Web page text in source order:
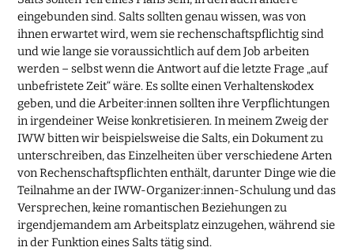
eingebunden sind. Salts sollten genau wissen, was von
ihnen erwartet wird, wem sie rechenschaftspflichtig sind
und wie lange sie voraussichtlich auf dem Job arbeiten
werden – selbst wenn die Antwort auf die letzte Frage „auf
unbefristete Zeit“ wäre. Es sollte einen Verhaltenskodex
geben, und die Arbeiter:innen sollten ihre Verpflichtungen
in irgendeiner Weise konkretisieren. In meinem Zweig der
IWW bitten wir beispielsweise die Salts, ein Dokument zu
unterschreiben, das Einzelheiten über verschiedene Arten
von Rechenschaftspflichten enthält, darunter Dinge wie die
Teilnahme an der IWW-Organizer:innen-Schulung und das
Versprechen, keine romantischen Beziehungen zu
irgendjemandem am Arbeitsplatz einzugehen, während sie
in der Funktion eines Salts tätig sind.